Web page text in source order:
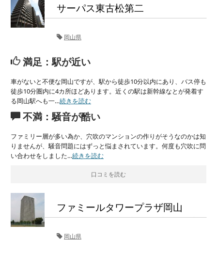
サーパス東古松第二
岡山県
満足：駅が近い
車がないと不便な岡山ですが、駅から徒歩10分以内にあり、バス停も
徒歩10分圏内に4カ所ほどあります。近くの駅は新幹線なとが発着す
る岡山駅へも一…続きを読む
不満：騒音が酷い
ファミリー層が多い為か、穴吹のマンションの作りがそうなのかは知
りませんが、騒音問題にはずっと悩まされています。何度も穴吹に問
い合わせをしました…続きを読む
口コミを読む
ファミールタワープラザ岡山
岡山県